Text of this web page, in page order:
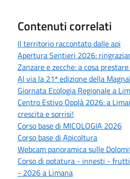
Contenuti correlati
Il territorio raccontato dalle api
Apertura Sentieri 2026:
Zanzare e zecche: a cosa
Al via la 21ª edizione della
Giornata Ecologia Regionale a
Centro Estivo Opplà 2026: a
crescita e sorrisi!
Corso base di MICOLOGIA 2026
Corso base di Apicoltura
Webcam panoramica sulle
Corso di potatura - innesti -
- 2026 a Limana